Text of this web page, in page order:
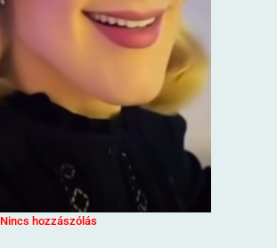
Nincs hozzászólás